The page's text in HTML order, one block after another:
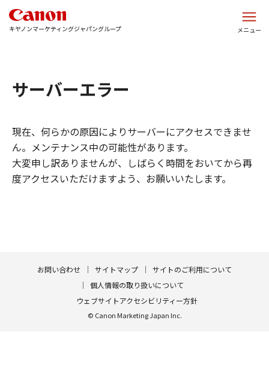
キヤノンマーケティングジャパングループ メニュー
サーバーエラー
現在、何らかの原因によりサーバーにアクセスできませ
ん。メンテナンス中の可能性があります。
大変申し訳ありませんが、しばらく時間をおいてから再
度アクセスいただけますよう、お願いいたします。
お問い合わせ サイトマップ
サイトのご利用について
個人情報の取り扱いについて
ウェブサイトアクセシビリティー方針
© Canon Marketing Japan Inc.